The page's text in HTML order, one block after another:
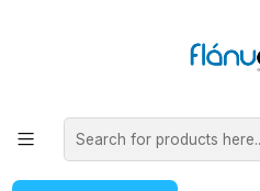
Equipamentos